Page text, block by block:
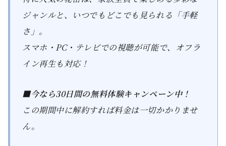
ジャンルと、いつでもどこでも見られる「手軽
さ」。
スマホ・PC・テレビでの視聴が可能で、オフラ
イン再生も対応！
■今なら30日間の無料体験キャンペーン中！
この期間中に解約すれば料金は一切かかりませ
ん。